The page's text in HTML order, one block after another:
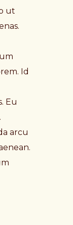
ut
Id
Eu
arcu